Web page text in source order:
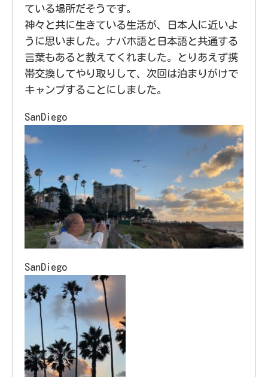
ている場所だそうです。
神々と共に生きている生活が、日本人に近いよ
うに思いました。ナバホ語と日本語と共通する
言葉もあると教えてくれました。とりあえず携
帯交換してやり取りして、次回は泊まりがけで
キャンプすることにしました。
SanDiego
SanDiego